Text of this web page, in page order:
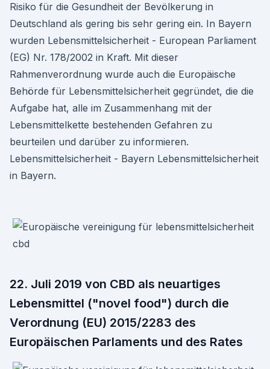
Risiko für die Gesundheit der Bevölkerung in
Deutschland als gering bis sehr gering ein. In Bayern
wurden Lebensmittelsicherheit - European Parliament
(EG) Nr. 178/2002 in Kraft. Mit dieser
Rahmenverordnung wurde auch die Europäische
Behörde für Lebensmittelsicherheit gegründet, die die
Aufgabe hat, alle im Zusammenhang mit der
Lebensmittelkette bestehenden Gefahren zu
beurteilen und darüber zu informieren.
Lebensmittelsicherheit - Bayern Lebensmittelsicherheit
in Bayern.
22. Juli 2019 von CBD als neuartiges
Lebensmittel ("novel food") durch die
Verordnung (EU) 2015/2283 des
Europäischen Parlaments und des Rates